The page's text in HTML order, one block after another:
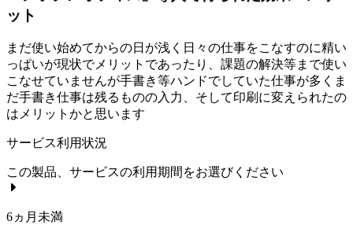
ット
まだ使い始めてからの日が浅く日々の仕事をこなすのに精い
っぱいが現状でメリットであったり、課題の解決等まで使い
こなせていませんが手書き等ハンドでしていた仕事が多くま
だ手書き仕事は残るものの入力、そして印刷に変えられたの
はメリットかと思います
サービス利用状況
この製品、サービスの利用期間をお選びください
6ヵ月未満